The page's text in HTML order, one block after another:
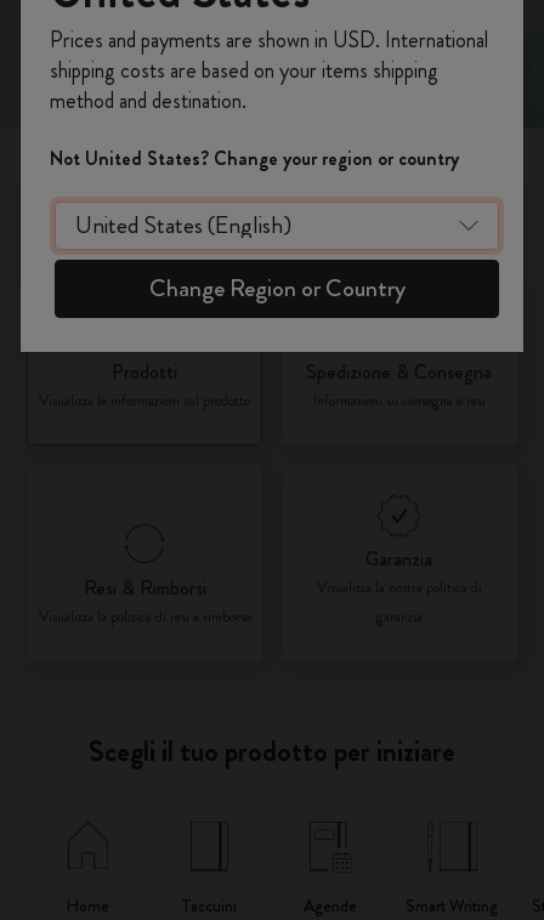
Argomenti popolari
Cosa vorresti sapere?
Prodotti Spedizione & Consegna
Resi & Rimborsi
Garanzia
Scegli il tuo prodotto per iniziare
Home Taccuini Agende
Smart Writing
spedizione gratuita sul tuo primo ordine
usando il codiceWELCOME10.
Crea un account Moleskine per avere accesso
ad offerte, vantaggi e tanta ispirazione.
Registrati!
Prices and payments are shown in USD. International
shipping costs are based on your items shipping
method and destination.
Not United States? Change your region or country
Change Region or Country